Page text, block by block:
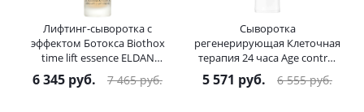
Лифтинг-сыворотка с
эффектом Ботокса Biothox
time lift essence ELDAN
Cosmetics 30 мл
6 345 руб. 7 465руб.
Сыворотка
регенерирующая Клеточная
терапия 24 часа Age control
stem cells serum ELDAN
Cosmetics 30 мл
5 571 руб. 6 555руб.